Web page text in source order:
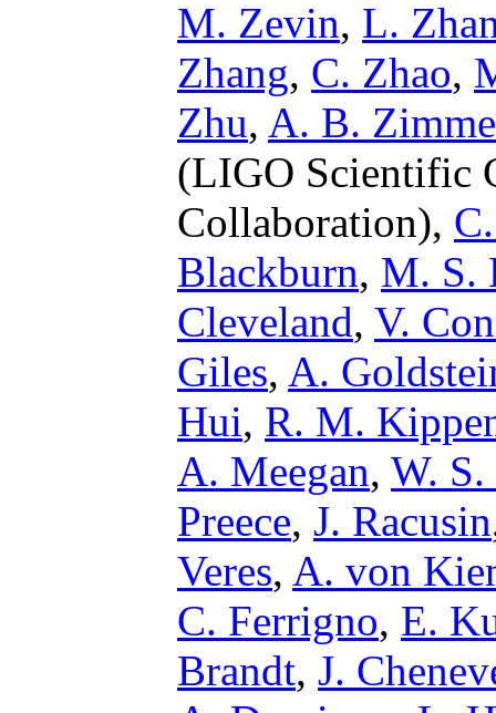
M. Zevin, L.
Zhang, C. Zhao,
Zhu, A. B.
(LIGO Scientific
Collaboration),
Blackburn, M. S.
Cleveland, V.
Giles, A.
Hui, R. M.
A. Meegan, W. S.
Preece, J. Racusin
Veres, A. von
C. Ferrigno, E.
Brandt, J.